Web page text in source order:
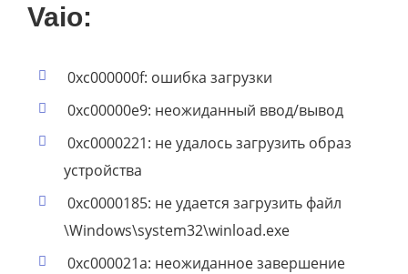
Vaio:
0xc000000f: ошибка загрузки
0xc00000e9: неожиданный ввод/вывод
0xc0000221: не удалось загрузить образ
устройства
0xc0000185: не удается загрузить файл
\Windows\system32\winload.exe
0xc000021a: неожиданное завершение